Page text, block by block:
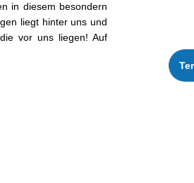
in diesem beson­dern
liegt hin­ter uns und
vor uns liegen! Auf